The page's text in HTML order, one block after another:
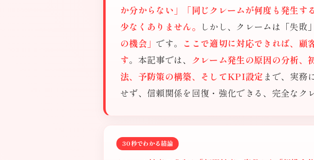
か分からない」「同じクレームが何度も発生
少なくありません。 しかし、クレームは「失敗
の機会」 です。
ここで適切に対応できれば、顧
す。本記事では、
クレーム発生の原因の分析、
法、予防策の構築、そしてKPI設定 まで、実務
せず、信頼関係を回復・強化できる、完全なク
30秒でわかる結論